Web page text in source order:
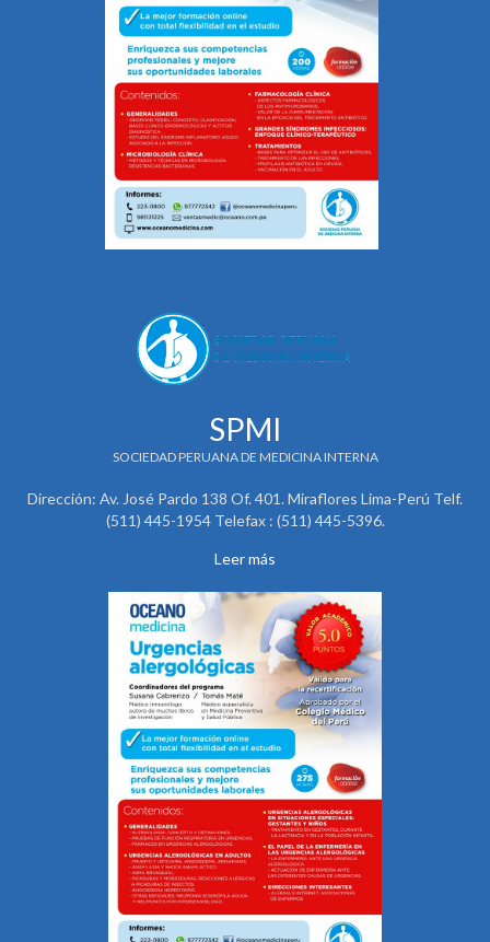
SPMI
SOCIEDAD PERUANA DE MEDICINA INTERNA
Dirección: Av. José Pardo 138 Of. 401. Miraflores Lima-Perú Telf.
(511) 445-1954 Telefax : (511) 445-5396.
Leer más